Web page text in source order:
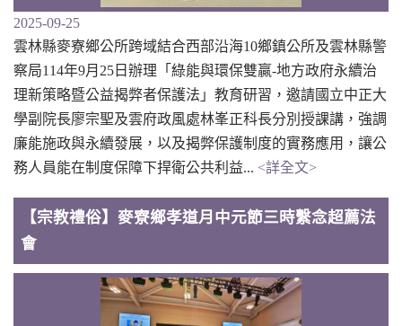
2025-09-25
雲林縣麥寮鄉公所跨域結合西部沿海10鄉鎮公所及雲林縣警
察局114年9月25日辦理「綠能與環保雙贏-地方政府永續治
理新策略暨公益揭弊者保護法」教育研習，邀請國立中正大
學副院長廖宗聖及雲府政風處林峯正科長分別授課講，強調
廉能施政與永續發展，以及揭弊保護制度的實務應用，讓公
務人員能在制度保障下捍衛公共利益... <詳全文>
【宗教禮俗】麥寮鄉孝道月中元節三時繫念超薦法
會